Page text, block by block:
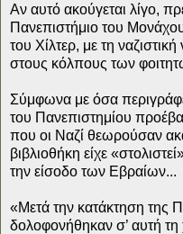
Αν αυτό ακούγεται λίγο,
Πανεπιστήμιο του
του Χίλτερ, με τη
στους κόλπους των
Σύμφωνα με όσα
του Πανεπιστημίου
που οι Ναζί θεωρούσαν
βιβλιοθήκη είχε
την είσοδο των Εβραίων...
«Μετά την κατάκτηση της
δολοφονήθηκαν σ’ αυτή